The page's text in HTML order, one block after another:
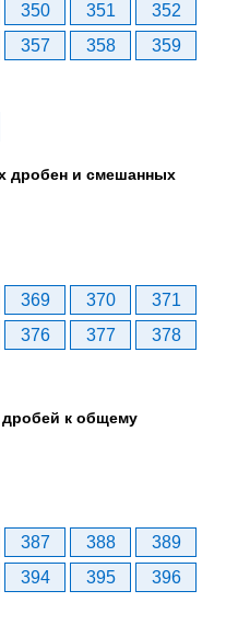
350 351
352
357 358
359
дробен и смешанных
369 370
371
376 377
378
к общему
387 388
389
394 395
396